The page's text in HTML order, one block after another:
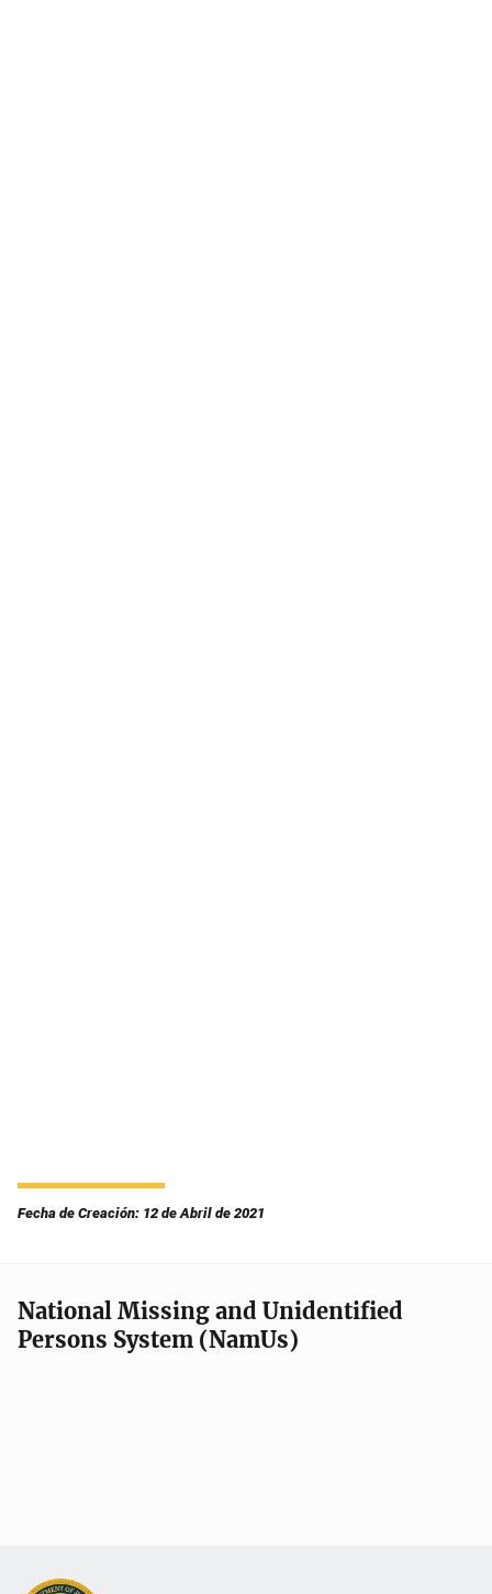
Fecha de Creación: 12 de Abril de 2021
National Missing and Unidentified
Persons System (NamUs)